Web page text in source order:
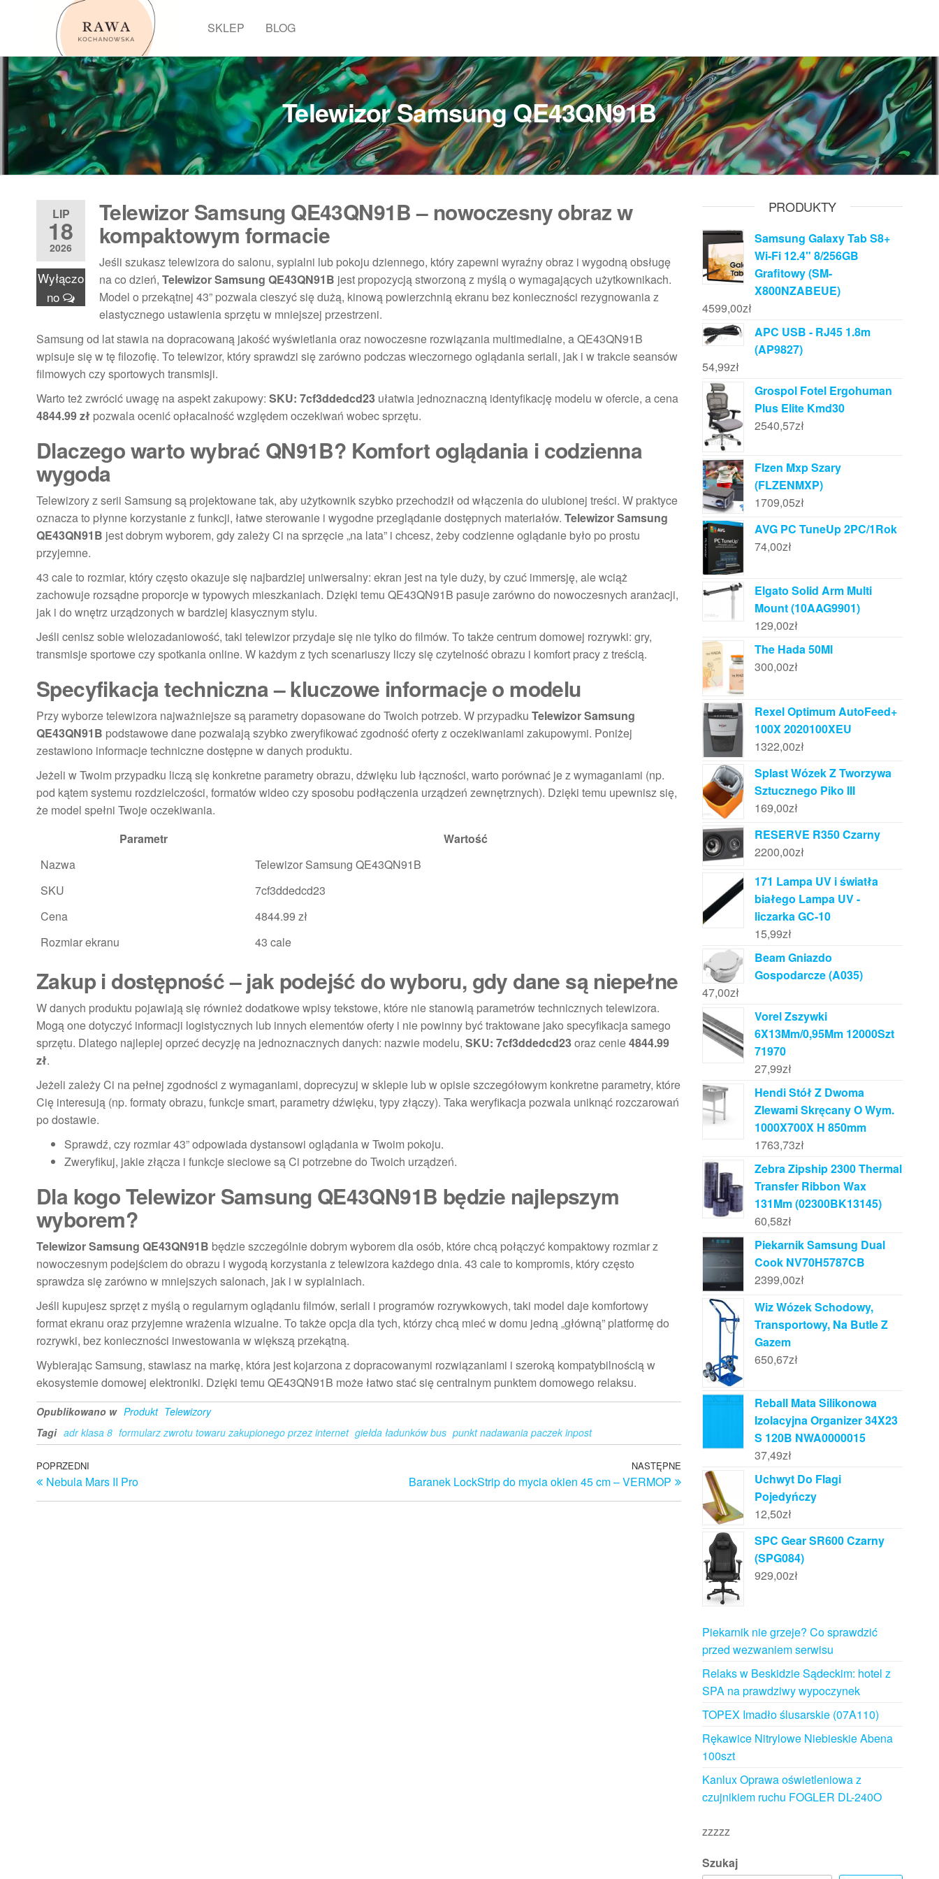
SKLEP BLOG
Telewizor Samsung QE43QN91B
LIP
18
2026
Wyłączo
no
Telewizor Samsung QE43QN91B – nowoczesny obraz w
kompaktowym formacie
Jeśli szukasz telewizora do salonu, sypialni lub pokoju dziennego, który zapewni wyraźny obraz i wygodną obsługę
na co dzień, Telewizor Samsung QE43QN91B jest propozycją stworzoną z myślą o wymagających użytkownikach.
Model o przekątnej 43” pozwala cieszyć się dużą, kinową powierzchnią ekranu bez konieczności rezygnowania z
elastycznego ustawienia sprzętu w mniejszej przestrzeni.
Samsung od lat stawia na dopracowaną jakość wyświetlania oraz nowoczesne rozwiązania multimedialne, a QE43QN91B
wpisuje się w tę filozofię. To telewizor, który sprawdzi się zarówno podczas wieczornego oglądania seriali, jak i w trakcie seansów
filmowych czy sportowych transmisji.
Warto też zwrócić uwagę na aspekt zakupowy: SKU: 7cf3ddedcd23 ułatwia jednoznaczną identyfikację modelu w ofercie, a cena
4844.99 zł pozwala ocenić opłacalność względem oczekiwań wobec sprzętu.
Dlaczego warto wybrać QN91B? Komfort oglądania i codzienna
wygoda
Telewizory z serii Samsung są projektowane tak, aby użytkownik szybko przechodził od włączenia do ulubionej treści. W praktyce
oznacza to płynne korzystanie z funkcji, łatwe sterowanie i wygodne przeglądanie dostępnych materiałów. Telewizor Samsung
QE43QN91B jest dobrym wyborem, gdy zależy Ci na sprzęcie „na lata” i chcesz, żeby codzienne oglądanie było po prostu
przyjemne.
43 cale to rozmiar, który często okazuje się najbardziej uniwersalny: ekran jest na tyle duży, by czuć immersję, ale wciąż
zachowuje rozsądne proporcje w typowych mieszkaniach. Dzięki temu QE43QN91B pasuje zarówno do nowoczesnych aranżacji,
jak i do wnętrz urządzonych w bardziej klasycznym stylu.
Jeśli cenisz sobie wielozadaniowość, taki telewizor przydaje się nie tylko do filmów. To także centrum domowej rozrywki: gry,
transmisje sportowe czy spotkania online. W każdym z tych scenariuszy liczy się czytelność obrazu i komfort pracy z treścią.
Specyfikacja techniczna – kluczowe informacje o modelu
Przy wyborze telewizora najważniejsze są parametry dopasowane do Twoich potrzeb. W przypadku Telewizor Samsung
QE43QN91B podstawowe dane pozwalają szybko zweryfikować zgodność oferty z oczekiwaniami zakupowymi. Poniżej
zestawiono informacje techniczne dostępne w danych produktu.
Jeżeli w Twoim przypadku liczą się konkretne parametry obrazu, dźwięku lub łączności, warto porównać je z wymaganiami (np.
pod kątem systemu rozdzielczości, formatów wideo czy sposobu podłączenia urządzeń zewnętrznych). Dzięki temu upewnisz się,
że model spełni Twoje oczekiwania.
Parametr
Wartość
Nazwa
Telewizor Samsung QE43QN91B
SKU
7cf3ddedcd23
Cena
4844.99 zł
Rozmiar ekranu
43 cale
Zakup i dostępność – jak podejść do wyboru, gdy dane są niepełne
W danych produktu pojawiają się również dodatkowe wpisy tekstowe, które nie stanowią parametrów technicznych telewizora.
Mogą one dotyczyć informacji logistycznych lub innych elementów oferty i nie powinny być traktowane jako specyfikacja samego
sprzętu. Dlatego najlepiej oprzeć decyzję na jednoznacznych danych: nazwie modelu, SKU: 7cf3ddedcd23oraz cenie4844.99
zł.
Jeżeli zależy Ci na pełnej zgodności z wymaganiami, doprecyzuj w sklepie lub w opisie szczegółowym konkretne parametry, które
Cię interesują (np. formaty obrazu, funkcje smart, parametry dźwięku, typy złączy). Taka weryfikacja pozwala uniknąć rozczarowań
po dostawie.
Sprawdź, czy rozmiar 43” odpowiada dystansowi oglądania w Twoim pokoju.
Zweryfikuj, jakie złącza i funkcje sieciowe są Ci potrzebne do Twoich urządzeń.
Dla kogo Telewizor Samsung QE43QN91B będzie najlepszym
wyborem?
Telewizor Samsung QE43QN91B będzie szczególnie dobrym wyborem dla osób, które chcą połączyć kompaktowy rozmiar z
nowoczesnym podejściem do obrazu i wygodą korzystania z telewizora każdego dnia. 43 cale to kompromis, który często
sprawdza się zarówno w mniejszych salonach, jak i w sypialniach.
Jeśli kupujesz sprzęt z myślą o regularnym oglądaniu filmów, seriali i programów rozrywkowych, taki model daje komfortowy
format ekranu oraz przyjemne wrażenia wizualne. To także opcja dla tych, którzy chcą mieć w domu jedną „główną” platformę do
rozrywki, bez konieczności inwestowania w większą przekątną.
Wybierając Samsung, stawiasz na markę, która jest kojarzona z dopracowanymi rozwiązaniami i szeroką kompatybilnością w
ekosystemie domowej elektroniki. Dzięki temu QE43QN91B może łatwo stać się centralnym punktem domowego relaksu.
Opublikowano w Produkt Telewizory
Tagi adr klasa 8 formularz zwrotu towaru zakupionego przez internet giełda ładunków bus punkt nadawania paczek inpost
Nawigacja
wpisu
Poprzedni
wpis
POPRZEDNI
Nebula Mars II Pro
Następny
wpis
NASTĘPNE
Baranek LockStrip do mycia okien 45 cm – VERMOP
PRODUKTY
Samsung Galaxy Tab S8+
Wi-Fi 12.4" 8/256GB
Grafitowy (SM-
X800NZABEUE)
4599,00zł
APC USB - RJ45 1.8m
(AP9827)
54,99zł
Grospol Fotel Ergohuman
Plus Elite Kmd30
2540,57zł
Flzen Mxp Szary
(FLZENMXP)
1709,05zł
AVG PC TuneUp 2PC/1Rok
74,00zł
Elgato Solid Arm Multi
Mount (10AAG9901)
129,00zł
The Hada 50Ml
300,00zł
Rexel Optimum AutoFeed+
100X 2020100XEU
1322,00zł
Splast Wózek Z Tworzywa
Sztucznego Piko III
169,00zł
RESERVE R350 Czarny
2200,00zł
171 Lampa UV i światła
białego Lampa UV -
liczarka GC-10
15,99zł
Beam Gniazdo
Gospodarcze (A035)
47,00zł
Vorel Zszywki
6X13Mm/0,95Mm 12000Szt
71970
27,99zł
Hendi Stół Z Dwoma
Zlewami Skręcany O Wym.
1000X700X H 850mm
1763,73zł
Zebra Zipship 2300 Thermal
Transfer Ribbon Wax
131Mm (02300BK13145)
60,58zł
Piekarnik Samsung Dual
Cook NV70H5787CB
2399,00zł
Wiz Wózek Schodowy,
Transportowy, Na Butle Z
Gazem
650,67zł
Reball Mata Silikonowa
Izolacyjna Organizer 34X23
S 120B NWA0000015
37,49zł
Uchwyt Do Flagi
Pojedyńczy
12,50zł
SPC Gear SR600 Czarny
(SPG084)
929,00zł
Piekarnik nie grzeje? Co sprawdzić
przed wezwaniem serwisu
Relaks w Beskidzie Sądeckim: hotel z
SPA na prawdziwy wypoczynek
TOPEX Imadło ślusarskie (07A110)
Rękawice Nitrylowe Niebieskie Abena
100szt
Kanlux Oprawa oświetleniowa z
czujnikiem ruchu FOGLER DL-240O
zzzzz
Szukaj